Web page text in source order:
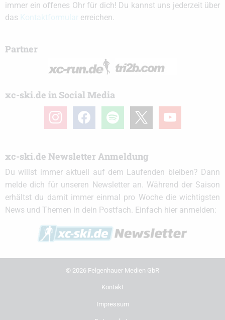
immer ein offenes Ohr für dich! Du kannst uns jederzeit über
das
erreichen.
Partner
xc-ski.de in Social Media
instagramfacebook spotify youtube
xc-ski.de Newsletter Anmeldung
Du willst immer aktuell auf dem Laufenden bleiben? Dann
melde dich für unseren Newsletter an. Während der Saison
erhältst du damit immer einmal pro Woche die wichtigsten
News und Themen in dein Postfach. Einfach hier anmelden:
© 2026 Felgenhauer Medien GbR
Kontakt
Impressum